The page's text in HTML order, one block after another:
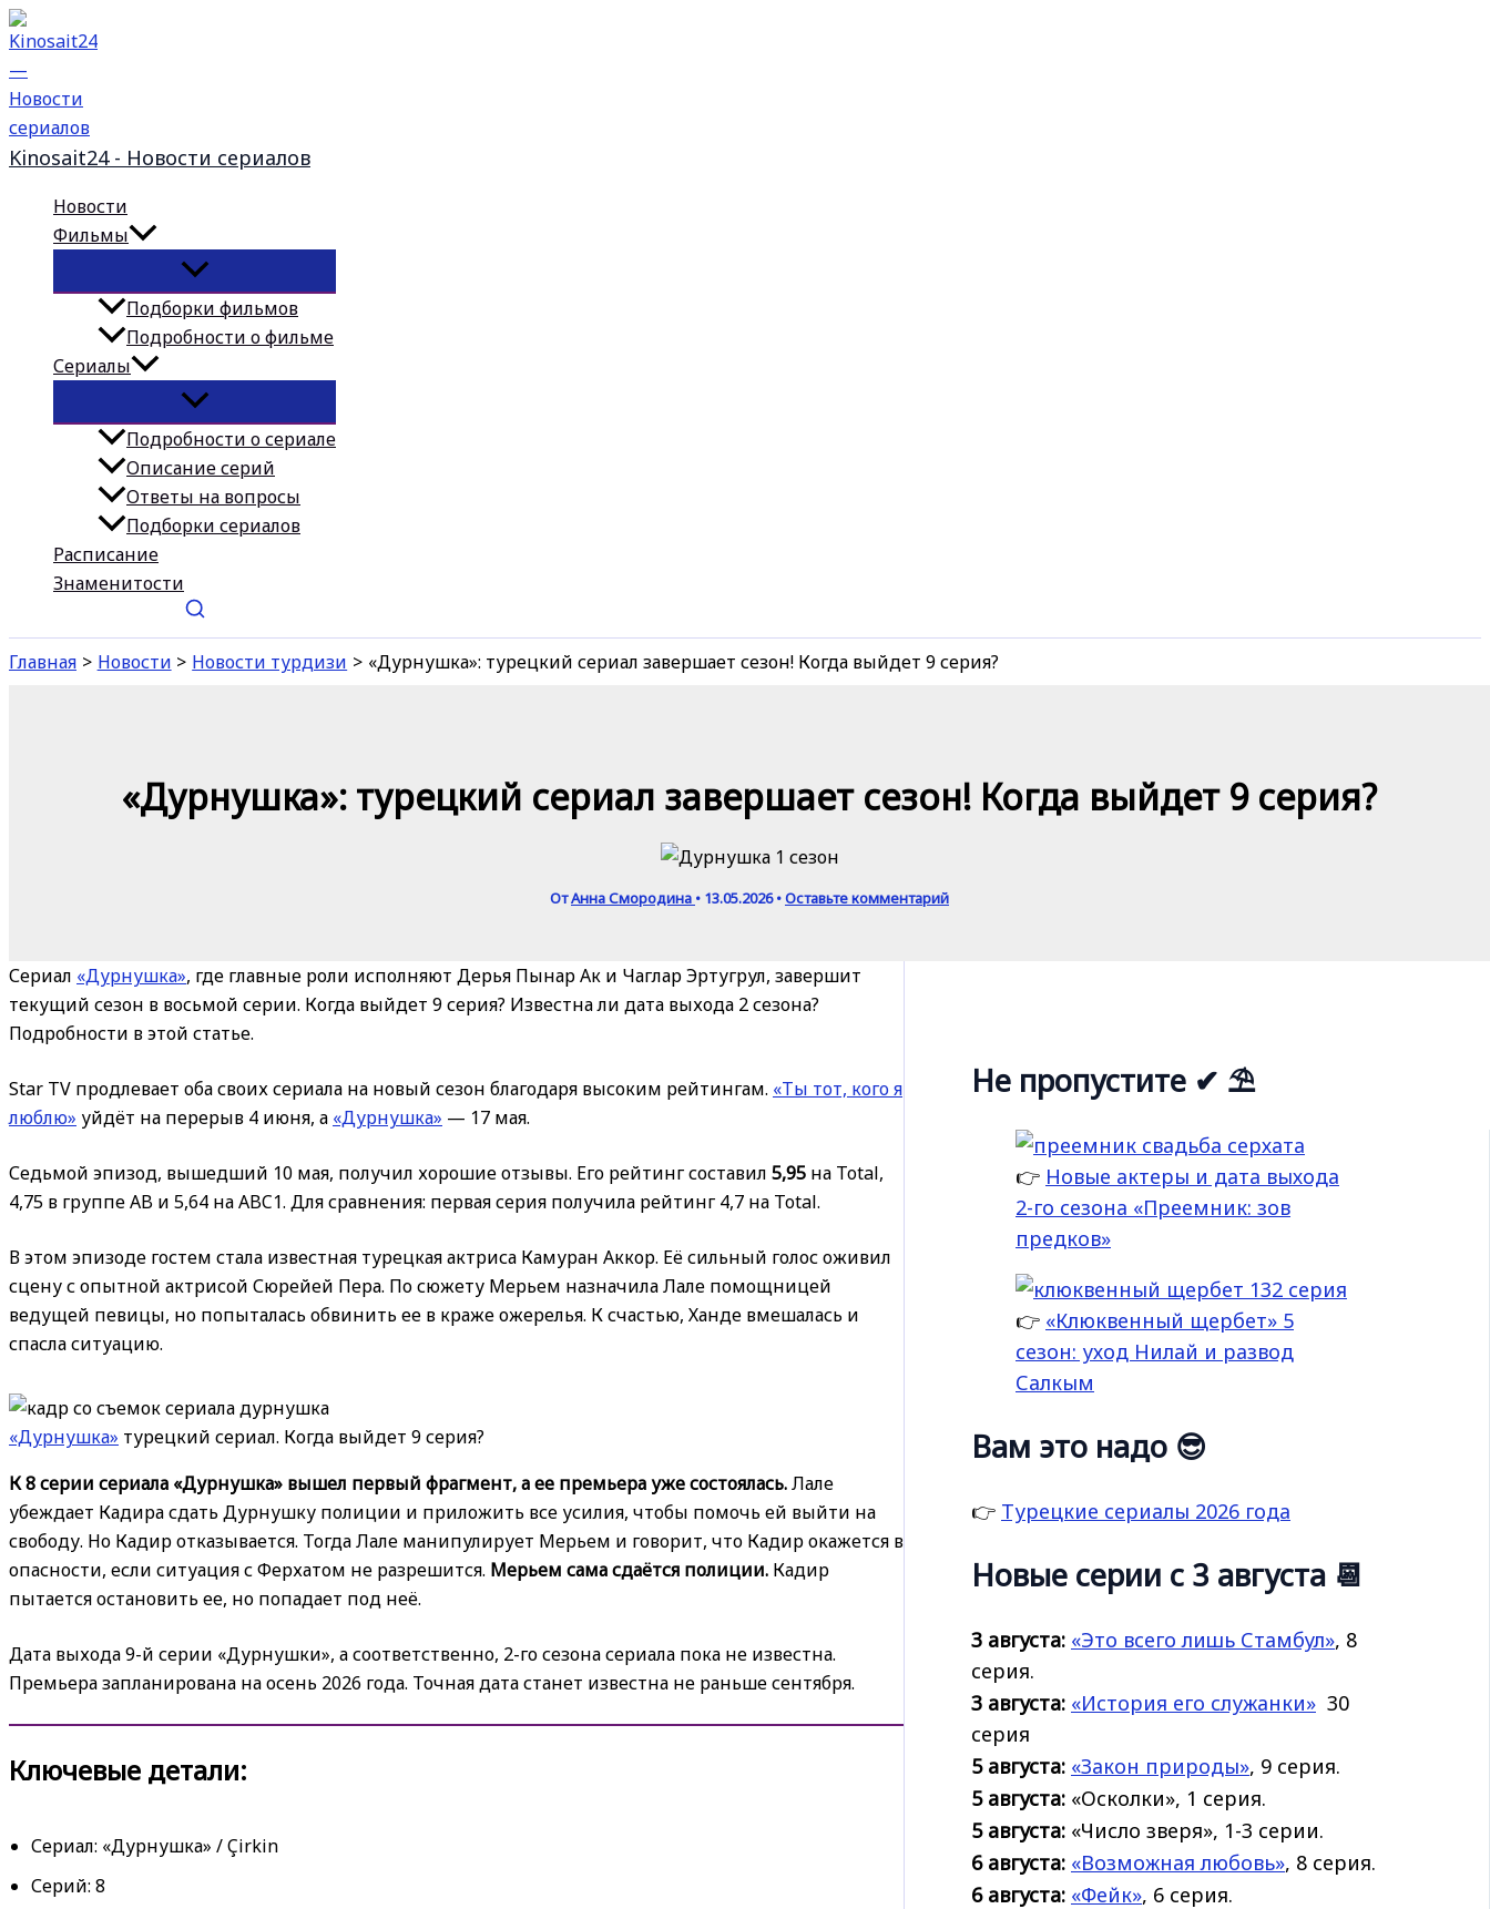
Перейти
к
содержимому
Kinosait24 - Новости сериалов
Новости
Фильмы
Подборки фильмов
Подробности о фильме
Сериалы
Подробности о сериале
Описание серий
Ответы на вопросы
Подборки сериалов
Расписание
Знаменитости
Главная Новости Новости турдизи «Дурнушка»: турецкий сериал завершает сезон! Когда выйдет 9 серия?
«Дурнушка»: турецкий сериал завершает сезон! Когда выйдет 9 серия?
ОтАнна Смородина • 13.05.2026•Оставьте комментарий
Сериал «Дурнушка», где главные роли исполняют Дерья Пынар Ак и Чаглар Эртугрул, завершит
текущий сезон в восьмой серии. Когда выйдет 9 серия? Известна ли дата выхода 2 сезона?
Подробности в этой статье.
Star TV продлевает оба своих сериала на новый сезон благодаря высоким рейтингам. «Ты тот, кого я
люблю» уйдёт на перерыв 4 июня, а «Дурнушка» — 17 мая.
Седьмой эпизод, вышедший 10 мая, получил хорошие отзывы. Его рейтинг составил 5,95 на Total,
4,75 в группе AB и 5,64 на ABC1. Для сравнения: первая серия получила рейтинг 4,7 на Total.
В этом эпизоде гостем стала известная турецкая актриса Камуран Аккор. Её сильный голос оживил
сцену с опытной актрисой Сюрейей Пера. По сюжету Мерьем назначила Лале помощницей
ведущей певицы, но попыталась обвинить ее в краже ожерелья. К счастью, Ханде вмешалась и
спасла ситуацию.
«Дурнушка» турецкий сериал. Когда выйдет 9 серия?
К 8 серии сериала «Дурнушка» вышел первый фрагмент, а ее премьера уже состоялась.Лале
убеждает Кадира сдать Дурнушку полиции и приложить все усилия, чтобы помочь ей выйти на
свободу. Но Кадир отказывается. Тогда Лале манипулирует Мерьем и говорит, что Кадир окажется в
опасности, если ситуация с Ферхатом не разрешится. Мерьем сама сдаётся полиции. Кадир
пытается остановить ее, но попадает под неё.
Дата выхода 9-й серии «Дурнушки», а соответственно, 2-го сезона сериала пока не известна.
Премьера запланирована на осень 2026 года. Точная дата станет известна не раньше сентября.
Ключевые детали:
Сериал: «Дурнушка» / Çirkin
Серий: 8
Не пропустите ✔ ⛱
👉 Новые актеры и дата выхода
2-го сезона «Преемник: зов
предков»
👉 «Клюквенный щербет» 5
сезон: уход Нилай и развод
Салкым
Вам это надо 😎
👉 Турецкие сериалы 2026 года
Новые серии с 3 августа 📆
3 августа: «Это всего лишь Стамбул», 8
серия.
3 августа: «История его служанки» 30
серия
5 августа: «Закон природы», 9 серия.
5 августа: «Осколки», 1 серия.
5 августа: «Число зверя», 1-3 серии.
6 августа: «Возможная любовь», 8 серия.
6 августа: «Фейк», 6 серия.